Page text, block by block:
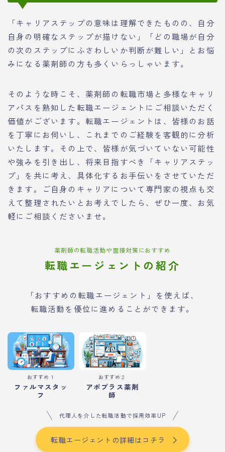
「キャリアステップの意味は理解できたものの、自分
自身の明確なステップが描けない」「どの職場が自分
の次のステップにふさわしいか判断が難しい」とお悩
みになる薬剤師の方も多くいらっしゃいます。
そのような時こそ、薬剤師の転職市場と多様なキャリ
アパスを熟知した転職エージェントにご相談いただく
価値がございます。転職エージェントは、皆様のお話
を丁寧にお伺いし、これまでのご経験を客観的に分析
いたします。その上で、皆様が気づいていない可能性
や強みを引き出し、将来目指すべき「キャリアステッ
プ」を共に考え、具体化するお手伝いをさせていただ
きます。ご自身のキャリアについて専門家の視点も交
えて整理されたいとお考えでしたら、ぜひ一度、お気
軽にご相談くださいませ。
薬剤師の転職活動や面接対策におすすめ
転職エージェントの紹介
「おすすめの転職エージェント」を使えば、
転職活動を優位に進めることができます。
おすすめ１
ファルマスタッ
フ
おすすめ２
アポプラス薬剤
師
代理人を介した転職活動で採用効率UP
転職エージェントの詳細はコチラ